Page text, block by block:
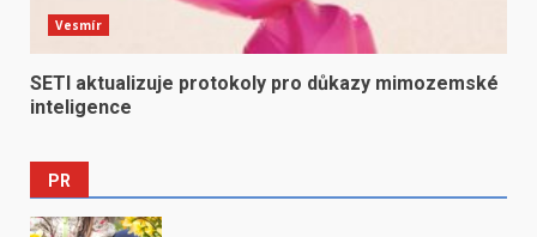
Vesmír
SETI aktualizuje protokoly pro důkazy mimozemské
inteligence
PR